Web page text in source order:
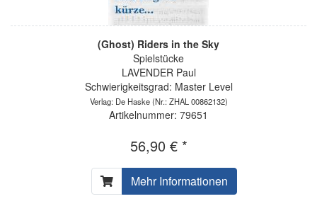
(Ghost) Riders in the Sky
Spielstücke
LAVENDER Paul
Schwierigkeitsgrad: Master Level
Verlag: De Haske(Nr.: ZHAL 00862132)
Artikelnummer: 79651
56,90 € *
Mehr Informationen